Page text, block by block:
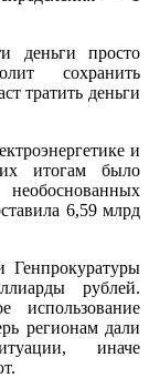
деньги просто
сохранить
тратить деньги
и
итогам было
6,59 млрд
рублей.
использование
регионам дали
иначе